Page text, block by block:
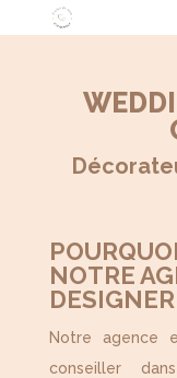
NOTRE
Notre agence
conseiller